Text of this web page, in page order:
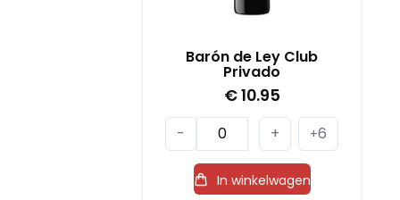
Barón de Ley Club
Privado
€10.95
-
Barón
de
Ley
+ +6
In winkelwagen